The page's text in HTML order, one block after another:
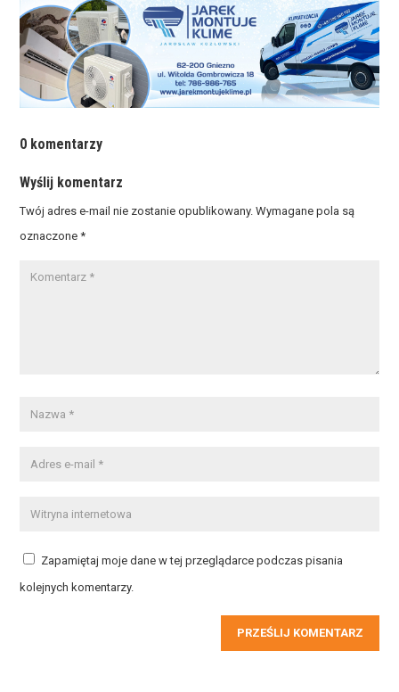
0 komentarzy
Wyślij komentarz
Twój adres e-mail nie zostanie opublikowany. Wymagane pola są
oznaczone*
Zapamiętaj moje dane w tej przeglądarce podczas pisania
kolejnych komentarzy.
PRZEŚLIJ KOMENTARZ